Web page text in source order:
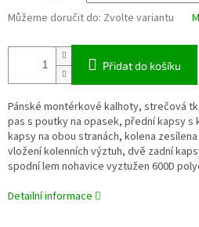
Můžeme doručit do: Zvolte variantu
Přidat do košíku
Pánské montérkové kalhoty, strečová
pas s poutky na opasek, přední kapsy s
kapsy na obou stranách, kolena
vložení kolenních výztuh, dvě zadní
spodní lem nohavice vyztužen 600D
Detailní informace